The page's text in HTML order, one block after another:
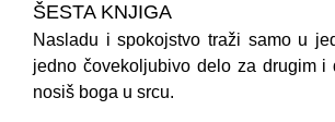
ŠESTA KNJIGA
Nasladu i spokojstvo traži samo u
jedno čovekoljubivo delo za drugim i
nosiš boga u srcu.